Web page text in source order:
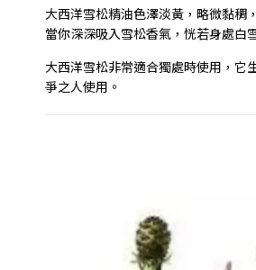
大西洋雪松精油色澤淡黃，略微黏稠
當你深深吸入雪松香氣，恍若身處白
大西洋雪松非常適合獨處時使用，它
爭之人使用。